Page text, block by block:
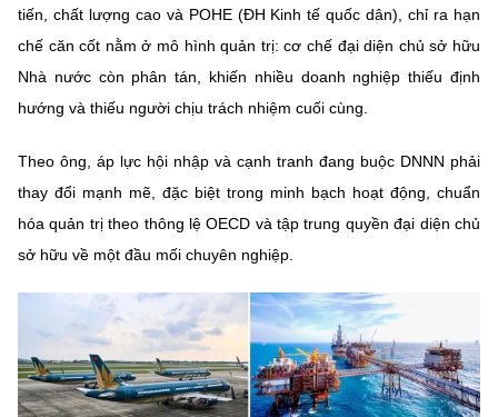
tiến, chất lượng cao và POHE (ĐH Kinh tế quốc dân), chỉ ra hạn
chế căn cốt nằm ở mô hình quản trị: cơ chế đại diện chủ sở hữu
Nhà nước còn phân tán, khiến nhiều doanh nghiệp thiếu định
hướng và thiếu người chịu trách nhiệm cuối cùng.
Theo ông, áp lực hội nhập và cạnh tranh đang buộc DNNN phải
thay đổi mạnh mẽ, đặc biệt trong minh bạch hoạt động, chuẩn
hóa quản trị theo thông lệ OECD và tập trung quyền đại diện chủ
sở hữu về một đầu mối chuyên nghiệp.